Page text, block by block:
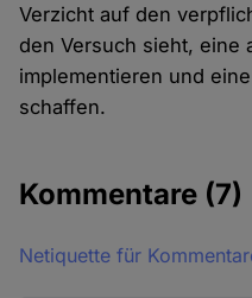
Verzicht auf den
den Versuch sieht, eine
implementieren und
schaffen.
Kommentare (7)
Netiquette für